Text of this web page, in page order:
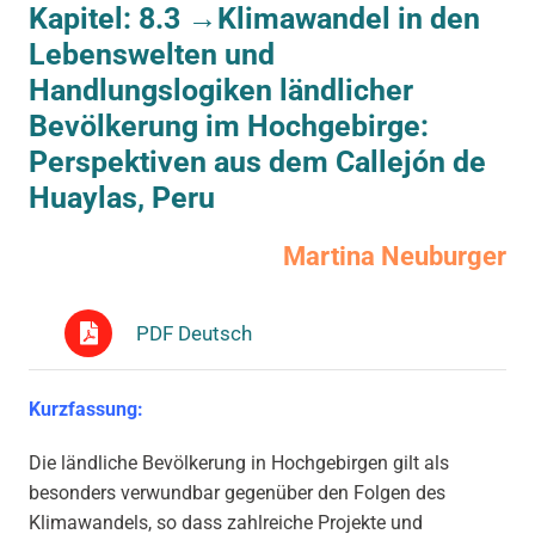
Aktuelles
Kapitel: 8.3 → Klimawandel in den
Lebenswelten und
Handlungslogiken ländlicher
Bevölkerung im Hochgebirge:
Perspektiven aus dem Callejón de
Huaylas, Peru
Martina Neuburger
PDF Deutsch
Kurzfassung:
Die ländliche Bevölkerung in Hochgebirgen gilt als
besonders verwundbar gegenüber den Folgen des
Klimawandels, so dass zahlreiche Projekte und